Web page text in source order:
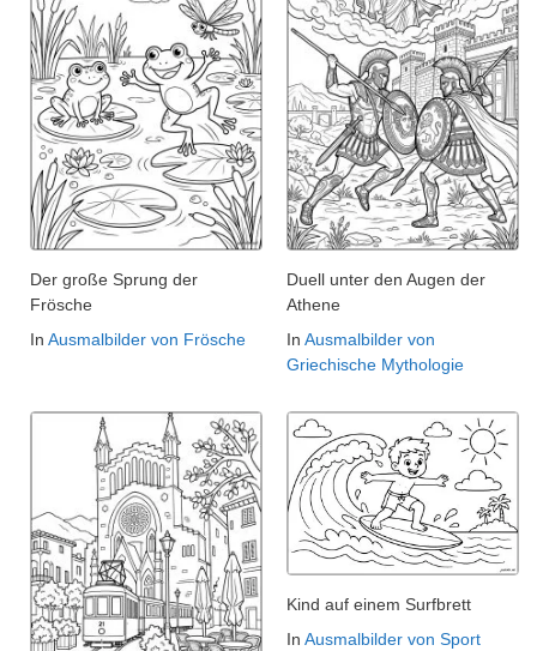
Der große Sprung der
Frösche
In Ausmalbilder von Frösche
Duell unter den Augen der
Athene
In Ausmalbilder von
Griechische Mythologie
Kind auf einem Surfbrett
In Ausmalbilder von Sport